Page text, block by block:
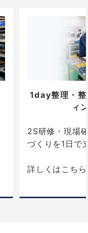
1day整理・
ィ
2S研修・現場
づくりを1日で
詳しくはこち